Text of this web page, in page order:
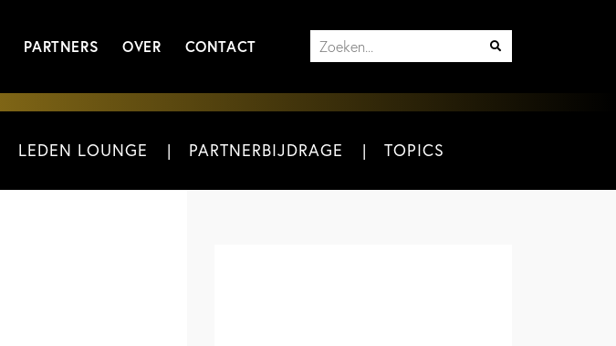
PARTNERS OVER CONTACT
LEDEN LOUNGE PARTNERBIJDRAGE TOPICS